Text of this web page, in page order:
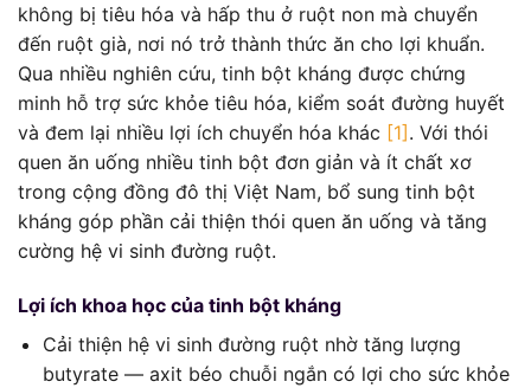
không bị tiêu hóa và hấp thu ở ruột non mà chuyển
đến ruột già, nơi nó trở thành thức ăn cho lợi khuẩn.
Qua nhiều nghiên cứu, tinh bột kháng được chứng
minh hỗ trợ sức khỏe tiêu hóa, kiểm soát đường huyết
và đem lại nhiều lợi ích chuyển hóa khác [1] . Với thói
quen ăn uống nhiều tinh bột đơn giản và ít chất xơ
trong cộng đồng đô thị Việt Nam, bổ sung tinh bột
kháng góp phần cải thiện thói quen ăn uống và tăng
cường hệ vi sinh đường ruột.
Lợi ích khoa học của tinh bột kháng
Cải thiện hệ vi sinh đường ruột nhờ tăng lượng
butyrate — axit béo chuỗi ngắn có lợi cho sức khỏe